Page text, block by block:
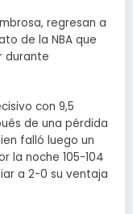
regresan a
de la NBA que
durante
con 9,5
de una pérdida
falló luego un
la noche 105-104
a 2-0 su ventaja